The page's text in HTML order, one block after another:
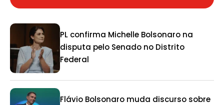
PL confirma Michelle Bolsonaro na
disputa pelo Senado no Distrito
Federal
Flávio Bolsonaro muda discurso sobre